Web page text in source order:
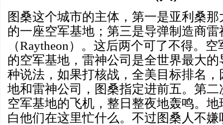
图桑这个城市的主体，第一是亚利桑
的一座空军基地；第三是导弹制造商雷
（Raytheon）。这后两个可了不得。
的空军基地，雷神公司是全世界最大
种说法，如果打核战，全美目标排名
地和雷神公司，图桑指定进前五。第
空军基地的飞机，整日整夜地轰鸣。
白他们在这里忙什么。不过图桑人不